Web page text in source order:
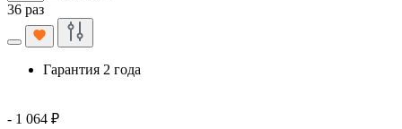
36 раз
Гарантия 2 года
- 1 064 ₽